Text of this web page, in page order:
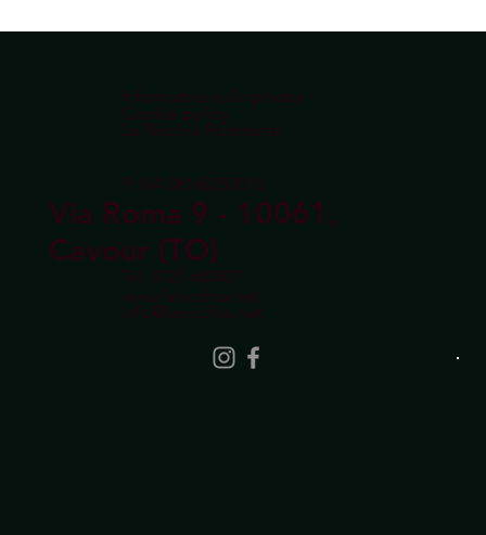
Tel. 0121 600821
info@lanicchia.net
P. IVA 08168250010
Via Roma 9 - 10061,
Cavour (TO)
La Nicchia Ristorante
www.lanicchia.net
Cookie policy
Informativa sulla privacy